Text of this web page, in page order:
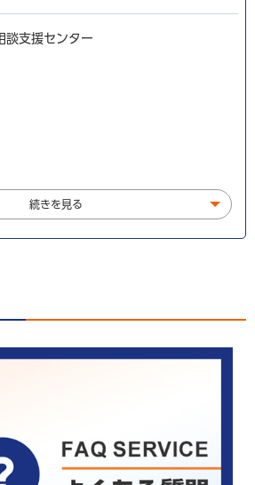
談支援センター
続きを見る